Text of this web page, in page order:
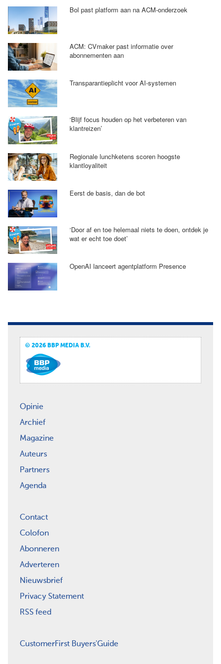
Bol past platform aan na ACM-onderzoek
ACM: CVmaker past informatie over
abonnementen aan
Transparantieplicht voor AI-systemen
‘Blijf focus houden op het verbeteren van
klantreizen’
Regionale lunchketens scoren hoogste
klantloyaliteit
Eerst de basis, dan de bot
‘Door af en toe helemaal niets te doen, ontdek je
wat er echt toe doet’
OpenAI lanceert agentplatform Presence
© 2026 BBP MEDIA B.V.
Opinie
Archief
Magazine
Auteurs
Partners
Agenda
Contact
Colofon
Abonneren
Adverteren
Nieuwsbrief
Privacy Statement
RSS feed
CustomerFirst Buyers'Guide